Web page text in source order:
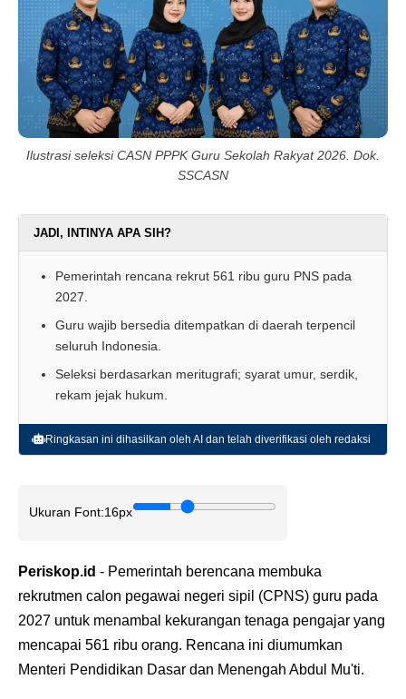
Ilustrasi seleksi CASN PPPK Guru Sekolah Rakyat 2026. Dok.
SSCASN
JADI, INTINYA APA SIH?
Pemerintah rencana rekrut 561 ribu guru PNS pada
2027.
Guru wajib bersedia ditempatkan di daerah terpencil
seluruh Indonesia.
Seleksi berdasarkan meritugrafi; syarat umur, serdik,
rekam jejak hukum.
Ringkasan ini dihasilkan oleh AI dan telah diverifikasi oleh redaksi
Ukuran Font:16px
Periskop.id - Pemerintah berencana membuka
rekrutmen calon pegawai negeri sipil (CPNS) guru pada
2027 untuk menambal kekurangan tenaga pengajar yang
mencapai 561 ribu orang. Rencana ini diumumkan
Menteri Pendidikan Dasar dan Menengah Abdul Mu'ti.